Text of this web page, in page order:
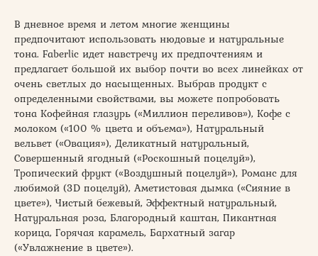
В дневное время и летом многие женщины
предпочитают использовать нюдовые и натуральные
тона. Faberlic идет навстречу их предпочтениям и
предлагает большой их выбор почти во всех линейках от
очень светлых до насыщенных. Выбрав продукт с
определенными свойствами, вы можете попробовать
тона Кофейная глазурь («Миллион переливов»), Кофе с
молоком («100 % цвета и объема»), Натуральный
вельвет («Овация»), Деликатный натуральный,
Совершенный ягодный («Роскошный поцелуй»),
Тропический фрукт («Воздушный поцелуй»), Романс для
любимой (3D поцелуй), Аметистовая дымка («Сияние в
цвете»), Чистый бежевый, Эффектный натуральный,
Натуральная роза, Благородный каштан, Пикантная
корица, Горячая карамель, Бархатный загар
(«Увлажнение в цвете»).